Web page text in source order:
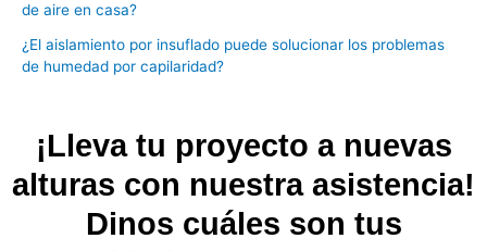
de aire en casa?
¿El aislamiento por insuflado puede solucionar los problemas
de humedad por capilaridad?
¡Lleva tu proyecto a nuevas
alturas con nuestra asistencia!
Dinos cuáles son tus